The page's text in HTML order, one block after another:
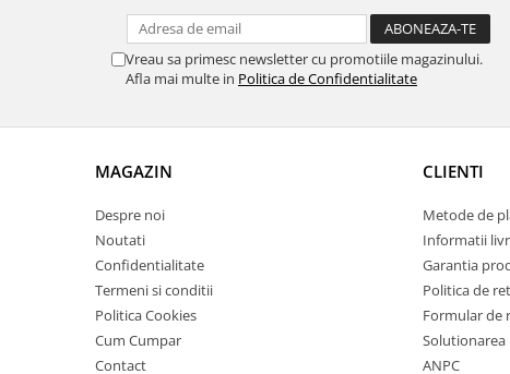
Vreau sa primesc newsletter cu promotiile magazinului.
Afla mai multe in Politica de Confidentialitate
MAGAZIN
Despre noi
Noutati
Confidentialitate
Termeni si conditii
Politica Cookies
Cum Cumpar
Contact
CLIENTI
Metode de
Informatii
Garantia
Politica de
Formular de
ANPC